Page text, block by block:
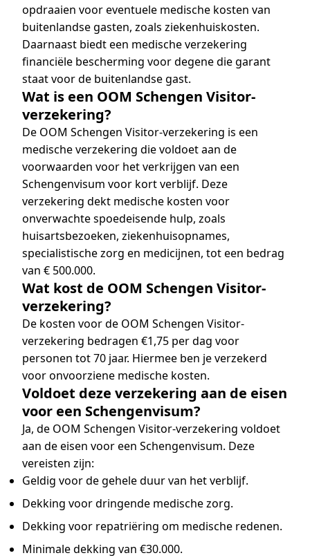
opdraaien voor eventuele medische kosten van
buitenlandse gasten, zoals ziekenhuiskosten.
Daarnaast biedt een medische verzekering
financiële bescherming voor degene die garant
staat voor de buitenlandse gast.
Wat is een OOM Schengen Visitor-
verzekering?
De OOM Schengen Visitor-verzekering is een
medische verzekering die voldoet aan de
voorwaarden voor het verkrijgen van een
Schengenvisum voor kort verblijf. Deze
verzekering dekt medische kosten voor
onverwachte spoedeisende hulp, zoals
huisartsbezoeken, ziekenhuisopnames,
specialistische zorg en medicijnen, tot een bedrag
van € 500.000.
Wat kost de OOM Schengen Visitor-
verzekering?
De kosten voor de OOM Schengen Visitor-
verzekering bedragen €1,75 per dag voor
personen tot 70 jaar. Hiermee ben je verzekerd
voor onvoorziene medische kosten.
Voldoet deze verzekering aan de eisen
voor een Schengenvisum?
Ja, de OOM Schengen Visitor-verzekering voldoet
aan de eisen voor een Schengenvisum. Deze
vereisten zijn:
Geldig voor de gehele duur van het verblijf.
Dekking voor dringende medische zorg.
Dekking voor repatriëring om medische redenen.
Minimale dekking van €30.000.